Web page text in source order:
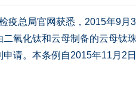
总局官网获悉，2015年9月
氧化钛和云母制备的云母钛
请。本条例自2015年11月2